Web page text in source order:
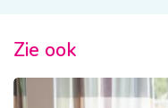
Zie ook